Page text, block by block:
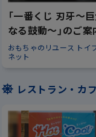
「一番くじ 刃牙～
なる鼓動～」のご案
おもちゃのリユース トイ
ネット
レストラン・カ